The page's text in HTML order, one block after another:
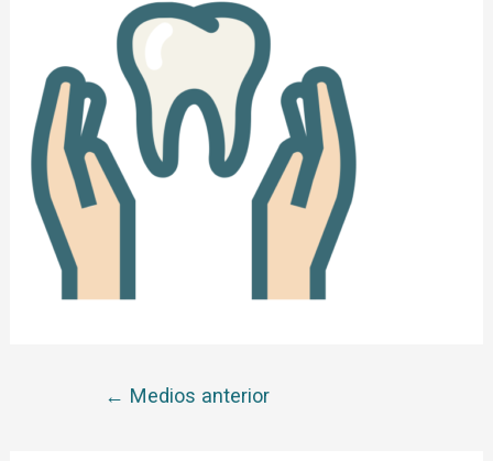
Navegación
← Medios anterior